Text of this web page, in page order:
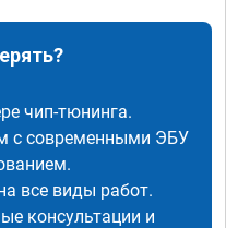
чип-тюнинга.
с современными ЭБУ
все виды работ.
консультации и